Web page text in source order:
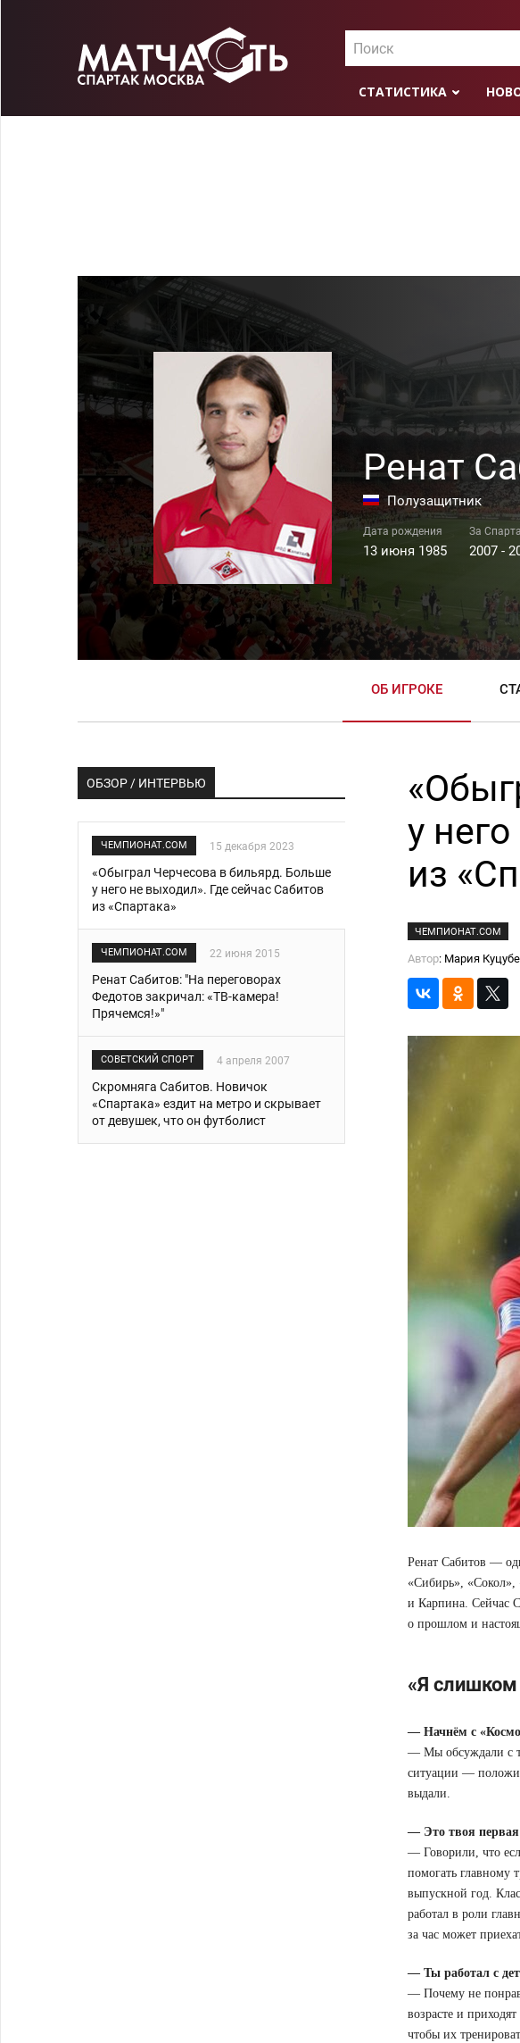
Поиск
СТАТИСТИКА
Ренат
Полузащитник
13 июня 1985 2007 -
ОБ ИГРОКЕ
ОБЗОР / ИНТЕРВЬЮ
ЧЕМПИОНАТ.COM 15 декабря 2023
«Обыграл Черчесова в бильярд. Больше
у него не выходил». Где сейчас Сабитов
из «Спартака»
ЧЕМПИОНАТ.COM 22 июня 2015
Ренат Сабитов: "На переговорах
Федотов закричал: «ТВ-камера!
Прячемся!»"
СОВЕТСКИЙ СПОРТ 4 апреля 2007
Скромняга Сабитов. Новичок
«Спартака» ездит на метро и скрывает
от девушек, что он футболист
у
из
ЧЕМПИОНАТ.COM
Автор: Мария
Ренат Сабитов ―
«Сибирь», «Сокол»,
и Карпина. Сейчас
о прошлом и
«Я
— Начнём с
— Мы обсуждали с
ситуации ―
выдали.
— Это твоя первая
— Говорили, что
помогать главному
выпускной год.
работал в роли
за час может
— Ты работал с
— Почему не
возрасте и
чтобы их